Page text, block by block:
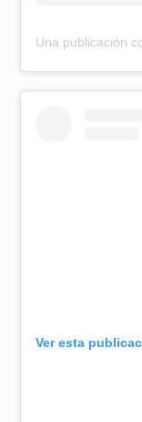
Ver esta